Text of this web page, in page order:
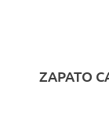
ZAPATO